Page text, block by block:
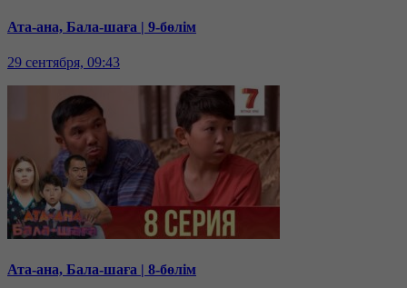
Ата-ана, Бала-шаға | 9-бөлім
29 сентября, 09:43
Ата-ана, Бала-шаға | 8-бөлім